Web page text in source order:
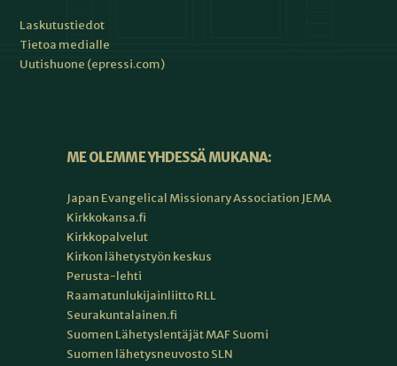
Laskutustiedot
Tietoa medialle
Uutishuone (epressi.com)
ME OLEMME YHDESSÄ MUKANA:
Japan Evangelical Missionary Association JEMA
Kirkkokansa.fi
Kirkkopalvelut
Kirkon lähetystyön keskus
Perusta-lehti
Raamatunlukijainliitto RLL
Seurakuntalainen.fi
Suomen Lähetyslentäjät MAF Suomi
Suomen lähetysneuvosto SLN